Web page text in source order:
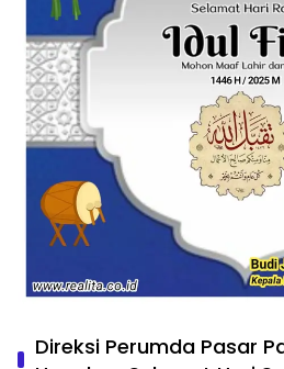
Direksi Perumda Pasar